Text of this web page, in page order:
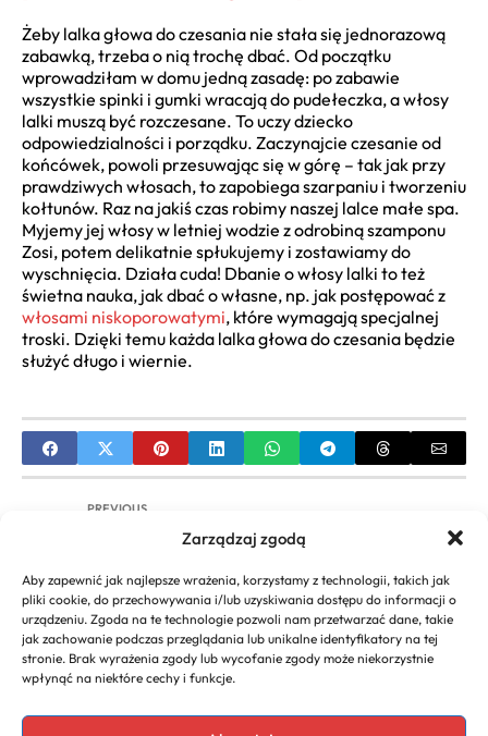
Zarządzaj zgodą
Aby zapewnić jak najlepsze wrażenia, korzystamy z technologii, takich jak
pliki cookie, do przechowywania i/lub uzyskiwania dostępu do informacji o
urządzeniu. Zgoda na te technologie pozwoli nam przetwarzać dane, takie
jak zachowanie podczas przeglądania lub unikalne identyfikatory na tej
stronie. Brak wyrażenia zgody lub wycofanie zgody może niekorzystnie
wpłynąć na niektóre cechy i funkcje.
Żeby lalka głowa do czesania nie stała się jednorazową
zabawką, trzeba o nią trochę dbać. Od początku
wprowadziłam w domu jedną zasadę: po zabawie
wszystkie spinki i gumki wracają do pudełeczka, a włosy
lalki muszą być rozczesane. To uczy dziecko
odpowiedzialności i porządku. Zaczynajcie czesanie od
końcówek, powoli przesuwając się w górę – tak jak przy
prawdziwych włosach, to zapobiega szarpaniu i tworzeniu
kołtunów. Raz na jakiś czas robimy naszej lalce małe spa.
Myjemy jej włosy w letniej wodzie z odrobiną szamponu
Zosi, potem delikatnie spłukujemy i zostawiamy do
wyschnięcia. Działa cuda! Dbanie o włosy lalki to też
świetna nauka, jak dbać o własne, np. jak postępować z
włosami niskoporowatymi, które wymagają specjalnej
troski. Dzięki temu każda lalka głowa do czesania będzie
służyć długo i wiernie.
PREVIOUS
Farba Czekoladowy Brąz Włosy: Kompletny
NEXT
Odmładzające Kolory Włosów po 40: Przewodnik
i Porady Fryzjera